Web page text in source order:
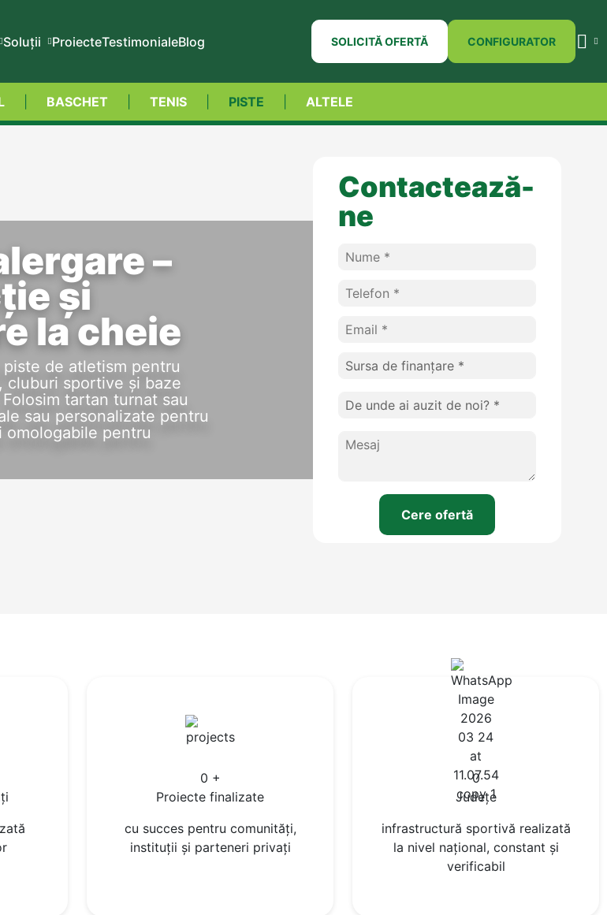
Soluții ProiecteTestimonialeBlog SOLICITĂ OFERTĂ CONFIGURATOR
BASCHET TENIS PISTE ALTELE
–
și
la cheie
de atletism pentru
cluburi sportive și baze
tartan turnat sau
sau personalizate pentru
omologabile pentru
Contactează-
ne
0 +
Proiecte finalizate
cu succes pentru comunități,
instituții și parteneri privați
0
Județe
infrastructură sportivă realizată
la nivel național, constant și
verificabil